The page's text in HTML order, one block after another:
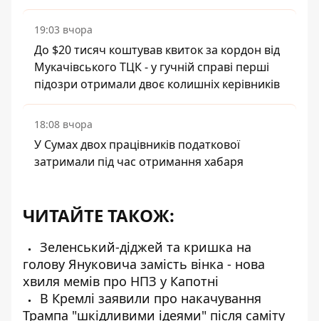
19:03 вчора
До $20 тисяч коштував квиток за кордон від
Мукачівського ТЦК - у гучній справі перші
підозри отримали двоє колишніх керівників
18:08 вчора
У Сумах двох працівників податкової
затримали під час отримання хабаря
ЧИТАЙТЕ ТАКОЖ:
Зеленський-діджей та кришка на
голову Януковича замість вінка - нова
хвиля мемів про НПЗ у Капотні
В Кремлі заявили про накачування
Трампа "шкідливими ідеями" після саміту